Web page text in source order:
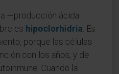
—producción ácida
es hipoclorhidria . Es
porque las células
con los años, y de
Cuando la